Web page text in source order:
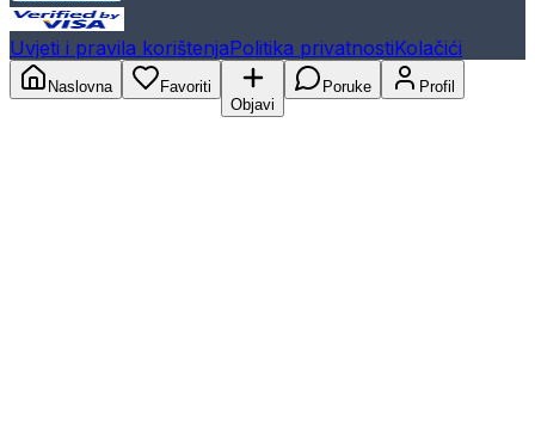
Uvjeti i pravila korištenjaPolitika privatnostiKolačići
Naslovna
Favoriti
Objavi
Poruke Profil